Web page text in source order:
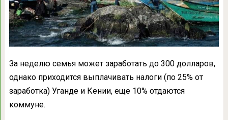
За неделю семья может заработать до 300 долларов,
однако приходится выплачивать налоги (по 25% от
заработка) Уганде и Кении, еще 10% отдаются
коммуне.